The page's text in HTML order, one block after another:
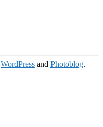
WordPress and Photoblog.